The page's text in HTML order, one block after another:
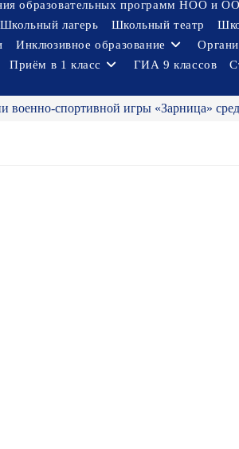
образовательных программ НОО и
Школьный лагерь Школьный театр
Инклюзивное образование
Приём в 1 класс ГИА 9 классов
военно-спортивной игры «Зарница»